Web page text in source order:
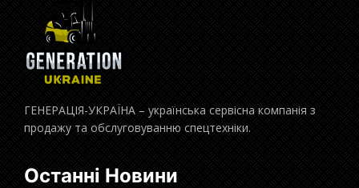
ГЕНЕРАЦІЯ-УКРАЇНА – українська сервісна компанія з
продажу та обслуговуванню спецтехніки.
Останні Новини